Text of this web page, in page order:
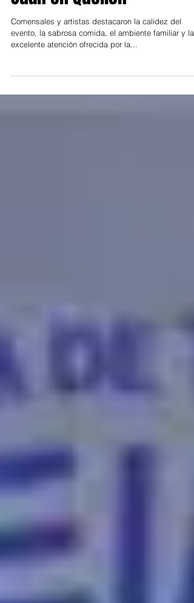
Juan en Queilen
Comensales y artistas destacaron la calidez del